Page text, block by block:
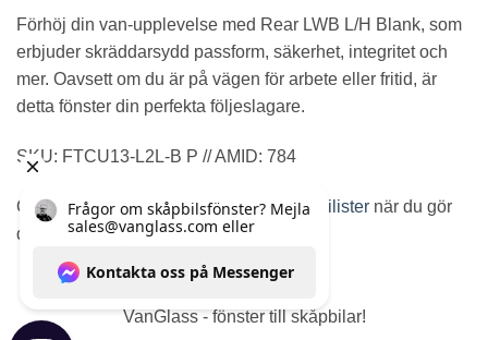
Förhöj din van-upplevelse med Rear LWB L/H Blank, som
erbjuder skräddarsydd passform, säkerhet, integritet och
mer. Oavsett om du är på vägen för arbete eller fritid, är
detta fönster din perfekta följeslagare.
SKU: FTCU13-L2L-B P // AMID: 784
OBS! Glöm intebonding kitssamtgummilister när du gör
din beställning!
VanGlass - fönster till skåpbilar!